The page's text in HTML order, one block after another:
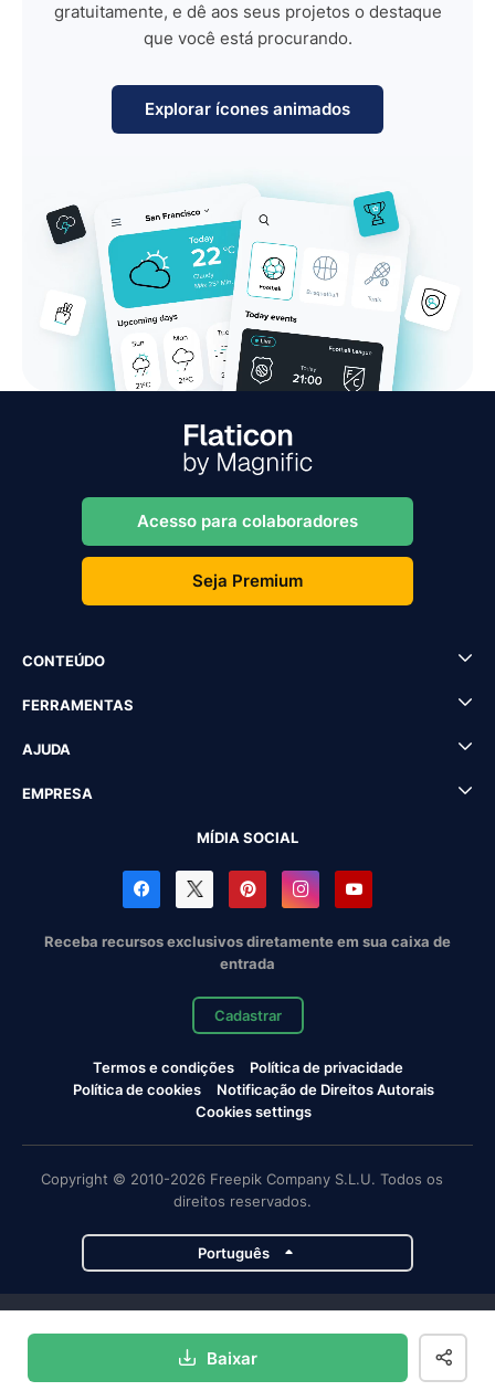
Baixar
gratuitamente, e dê aos seus projetos o destaque
que você está procurando.
Explorar ícones animados
Acesso para colaboradores
Seja Premium
CONTEÚDO
FERRAMENTAS
AJUDA
EMPRESA
MÍDIA SOCIAL
Receba recursos exclusivos diretamente em sua caixa de
entrada
Cadastrar
Termos e condições
Política de privacidade
Política de cookies
Notificação de Direitos Autorais
Cookies settings
Copyright © 2010-2026 Freepik Company S.L.U. Todos os
direitos reservados.
Português
Magnific Flaticon